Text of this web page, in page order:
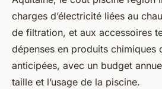
charges d’électricité liées au
de filtration, et aux accessoires
dépenses en produits chimiques
anticipées, avec un budget
taille et l’usage de la piscine.